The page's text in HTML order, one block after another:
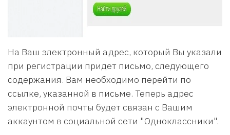
На Ваш электронный адрес, который Вы указали
при регистрации придет письмо, следующего
содержания. Вам необходимо перейти по
ссылке, указанной в письме. Теперь адрес
электронной почты будет связан с Вашим
аккаунтом в социальной сети "Одноклассники".